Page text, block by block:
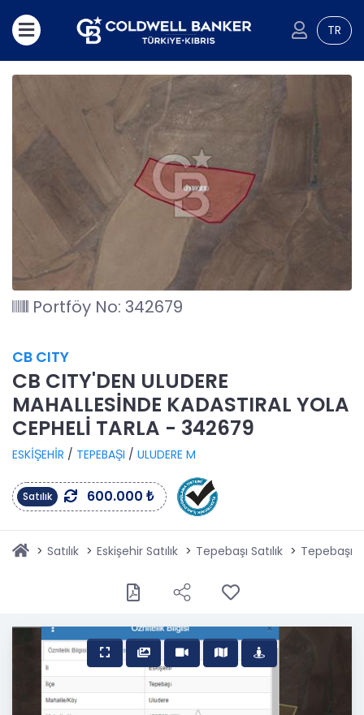
TR
Portföy No: 342679
CB CITY
CB CITY'DEN ULUDERE
MAHALLESİNDE KADASTIRAL YOLA
CEPHELİ TARLA - 342679
ESKİŞEHİR / TEPEBAŞI / ULUDERE M
Satılık 600.000 ₺
Satılık Eskişehir Satılık Tepebaşı Satılık Tepebaşı